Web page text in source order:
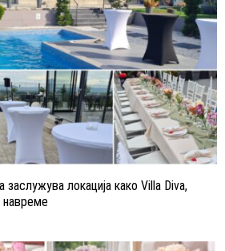
локација како Villa Diva,
навреме